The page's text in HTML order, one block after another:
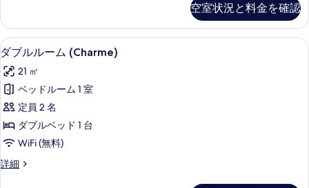
の
写
真
を
表
示
す
る
の
詳
細
空室状況と料金を確認
ダ
ブ
ル
ル
ー
ム
(Charme)
の
ダブルルーム (Charme) | 高級寝具、
5
ダブルルーム (Charme)
21 ㎡
ベッドルーム 1 室
定員 2 名
ダブルベッド 1 台
WiFi (無料)
詳細
ダ